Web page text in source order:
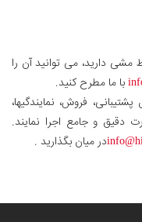
دارید، می توانید آن را
با ما مطرح کنید.
فروش، نمایندگیها،
دقیق و جامع اجرا نمایند.
در میان بگذارید .